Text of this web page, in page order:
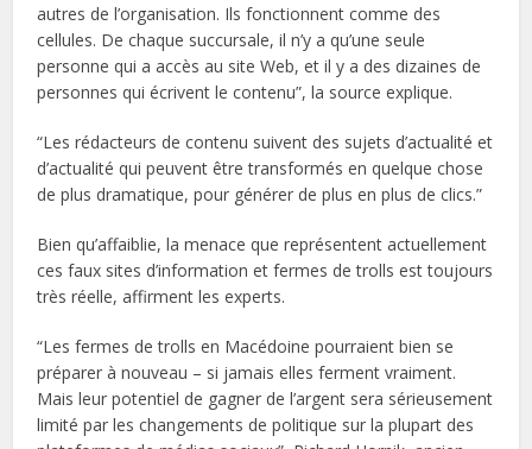
autres de l’organisation. Ils fonctionnent comme des
cellules. De chaque succursale, il n’y a qu’une seule
personne qui a accès au site Web, et il y a des dizaines de
personnes qui écrivent le contenu”, la source explique.
“Les rédacteurs de contenu suivent des sujets d’actualité et
d’actualité qui peuvent être transformés en quelque chose
de plus dramatique, pour générer de plus en plus de clics.”
Bien qu’affaiblie, la menace que représentent actuellement
ces faux sites d’information et fermes de trolls est toujours
très réelle, affirment les experts.
“Les fermes de trolls en Macédoine pourraient bien se
préparer à nouveau – si jamais elles ferment vraiment.
Mais leur potentiel de gagner de l’argent sera sérieusement
limité par les changements de politique sur la plupart des